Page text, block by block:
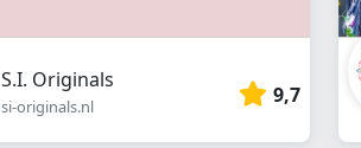
S.I. Originals
si-originals.nl 9,7